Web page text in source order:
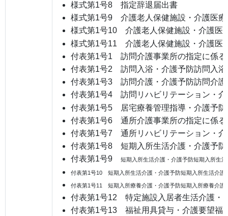
様式第1号8 指定辞退届出書
様式第1号9 介護老人保健施設・介護医療
様式第1号10 介護老人保健施設・介護医
様式第1号11 介護老人保健施設・介護医
付表第1号1 訪問介護事業所の指定に係る
付表第1号2 訪問入浴・介護予防訪問入
付表第1号3 訪問介護・介護予防訪問介護
付表第1号4 訪問リハビリテーション・介
付表第1号5 居宅療養管理指導・介護予
付表第1号6 通所介護事業所の指定に係る
付表第1号7 通所リハビリテーション・介
付表第1号8 短期入所生活介護・介護予防
付表第1号9
短期入所生活介護・介護予防短期入所生
付表第1号10 短期入所生活介護・介護予防短期入所生活介護
付表第1号11 短期入所療養介護・介護予防短期入所療養介護
付表第1号12 特定施設入居者生活介護・
付表第1号13 福祉用具貸与・介護要望福